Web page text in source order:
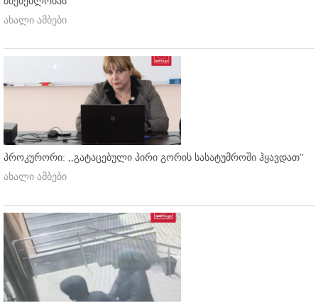
ახალი ამბები
პროკურორი: ,,გატაცებული პირი გორის სასატუმროში ჰყავდათ''
ახალი ამბები